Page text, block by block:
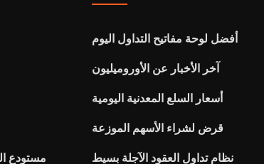
مستودع
أفضل لوحة مفاتيح التداول اليوم
آخر الأخبار عن الأوروميليون
أسعار السلع المعدنية اليومية
قرض لشراء الأسهم الموزعة
نظام تداول العقود الآجلة بسيط